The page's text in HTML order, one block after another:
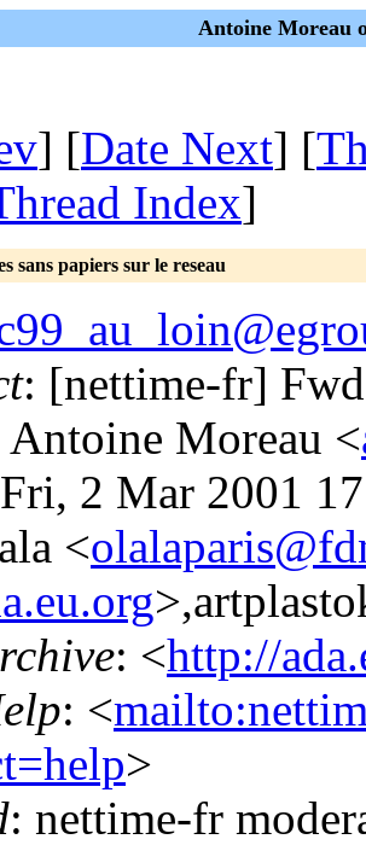
Antoine Moreau
] [Date Next] [
Index]
sans papiers sur le reseau
: [nettime-fr]
Antoine Moreau <
2 Mar 2001
<
: <http://
: <
>
: nettime-fr